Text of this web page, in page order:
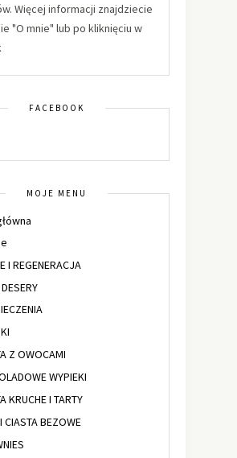
Więcej informacji znajdziecie
"O mnie" lub po kliknięciu w
FACEBOOK
MOJE MENU
I REGENERACJA
Z OWOCAMI
WYPIEKI
KRUCHE I TARTY
CIASTA BEZOWE